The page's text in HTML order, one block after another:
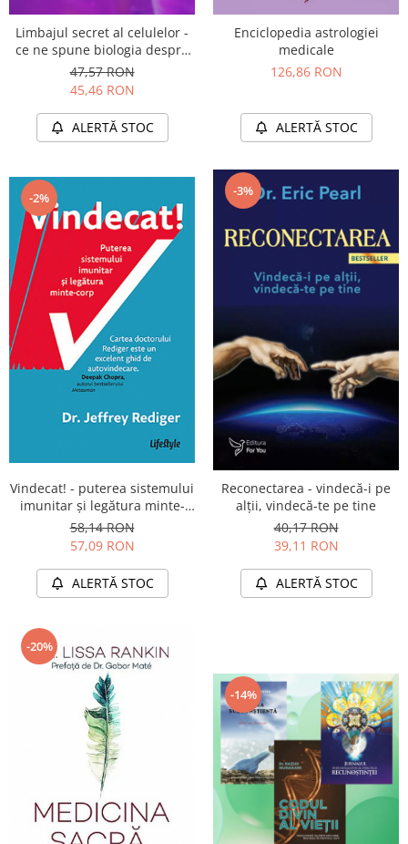
Limbajul secret al celulelor -
ce ne spune biologia despre
viaţă, conexiunea creier-corp
şi viitorul medicinei
47,57 RON
45,46 RON
ALERTĂ STOC
Enciclopedia astrologiei
medicale
126,86 RON
ALERTĂ STOC
-2%
Vindecat! - puterea sistemului
imunitar şi legătura minte-
corp
58,14 RON
57,09 RON
ALERTĂ STOC
-3%
Reconectarea - vindecă-i pe
alţii, vindecă-te pe tine
40,17 RON
39,11 RON
ALERTĂ STOC
-20%
-14%